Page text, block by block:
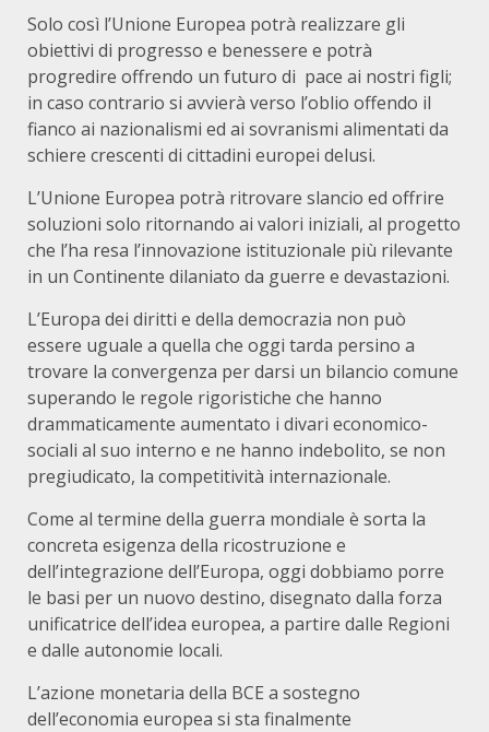
Solo così l’Unione Europea potrà realizzare gli
obiettivi di progresso e benessere e potrà
progredire offrendo un futuro di pace ai nostri figli;
in caso contrario si avvierà verso l’oblio offendo il
fianco ai nazionalismi ed ai sovranismi alimentati da
schiere crescenti di cittadini europei delusi.
L’Unione Europea potrà ritrovare slancio ed offrire
soluzioni solo ritornando ai valori iniziali, al progetto
che l’ha resa l’innovazione istituzionale più rilevante
in un Continente dilaniato da guerre e devastazioni.
L’Europa dei diritti e della democrazia non può
essere uguale a quella che oggi tarda persino a
trovare la convergenza per darsi un bilancio comune
superando le regole rigoristiche che hanno
drammaticamente aumentato i divari economico-
sociali al suo interno e ne hanno indebolito, se non
pregiudicato, la competitività internazionale.
Come al termine della guerra mondiale è sorta la
concreta esigenza della ricostruzione e
dell’integrazione dell’Europa, oggi dobbiamo porre
le basi per un nuovo destino, disegnato dalla forza
unificatrice dell’idea europea, a partire dalle Regioni
e dalle autonomie locali.
L’azione monetaria della BCE a sostegno
dell’economia europea si sta finalmente